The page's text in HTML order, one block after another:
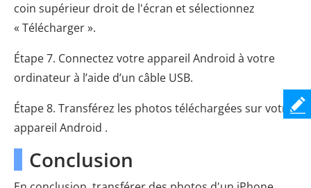
coin supérieur droit de l'écran et sélectionnez
« Télécharger ».
Étape 7. Connectez votre appareil Android à votre
ordinateur à l’aide d’un câble USB.
Étape 8. Transférez les photos téléchargées sur votre
appareil Android .
Conclusion